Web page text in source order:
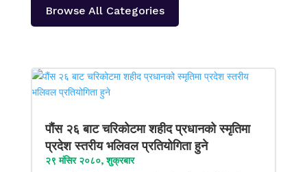
Browse All Categories
पौंस २६ बाट चरिकोटमा शहीद प्रधानको स्मृतिमा
प्रदेश स्तरीय भलिवल प्रतियोगिता हुने
२९ मंसिर २०८०, शुक्रबार